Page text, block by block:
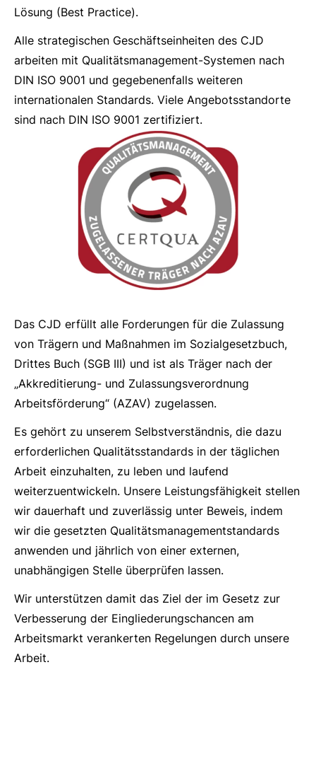
Lösung (Best Practice).
Alle strategischen Geschäftseinheiten des CJD
arbeiten mit Qualitätsmanagement-Systemen nach
DIN ISO 9001 und gegebenenfalls weiteren
internationalen Standards. Viele Angebotsstandorte
sind nach DIN ISO 9001 zertifiziert.
Das CJD erfüllt alle Forderungen für die Zulassung
von Trägern und Maßnahmen im Sozialgesetzbuch,
Drittes Buch (SGB III) und ist als Träger nach der
„Akkreditierung- und Zulassungsverordnung
Arbeitsförderung“ (AZAV) zugelassen.
Es gehört zu unserem Selbstverständnis, die dazu
erforderlichen Qualitätsstandards in der täglichen
Arbeit einzuhalten, zu leben und laufend
weiterzuentwickeln. Unsere Leistungsfähigkeit stellen
wir dauerhaft und zuverlässig unter Beweis, indem
wir die gesetzten Qualitätsmanagementstandards
anwenden und jährlich von einer externen,
unabhängigen Stelle überprüfen lassen.
Wir unterstützen damit das Ziel der im Gesetz zur
Verbesserung der Eingliederungschancen am
Arbeitsmarkt verankerten Regelungen durch unsere
Arbeit.